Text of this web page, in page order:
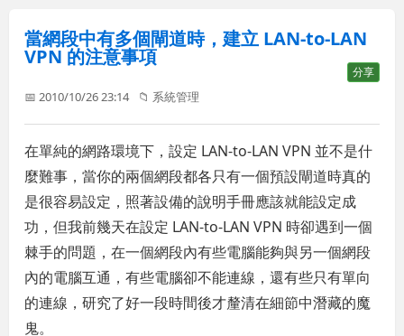
當網段中有多個閘道時，建立 LAN-to-LAN
VPN 的注意事項
分享
📅 2010/10/26 23:14 📁 系統管理
在單純的網路環境下，設定 LAN-to-LAN VPN 並不是什
麼難事，當你的兩個網段都各只有一個預設閘道時真的
是很容易設定，照著設備的說明手冊應該就能設定成
功，但我前幾天在設定 LAN-to-LAN VPN 時卻遇到一個
棘手的問題，在一個網段內有些電腦能夠與另一個網段
內的電腦互通，有些電腦卻不能連線，還有些只有單向
的連線，研究了好一段時間後才釐清在細節中潛藏的魔
鬼。